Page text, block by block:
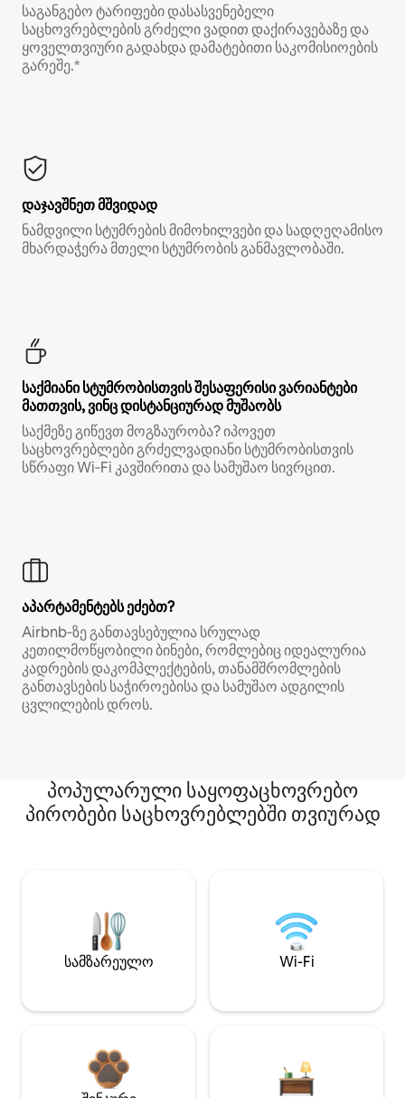
საგანგებო ტარიფები დასასვენებელი
საცხოვრებლების გრძელი ვადით დაქირავებაზე და
ყოველთვიური გადახდა დამატებითი საკომისიოების
გარეშე.*
დაჯავშნეთ მშვიდად
ნამდვილი სტუმრების მიმოხილვები და სადღეღამისო
მხარდაჭერა მთელი სტუმრობის განმავლობაში.
საქმიანი სტუმრობისთვის შესაფერისი ვარიანტები
მათთვის, ვინც დისტანციურად მუშაობს
საქმეზე გიწევთ მოგზაურობა? იპოვეთ
საცხოვრებლები გრძელვადიანი სტუმრობისთვის
სწრაფი Wi‑Fi კავშირითა და სამუშაო სივრცით.
აპარტამენტებს ეძებთ?
Airbnb‑ზე განთავსებულია სრულად
კეთილმოწყობილი ბინები, რომლებიც იდეალურია
კადრების დაკომპლექტების, თანამშრომლების
განთავსების საჭიროებისა და სამუშაო ადგილის
ცვლილების დროს.
პოპულარული საყოფაცხოვრებო
პირობები საცხოვრებლებში თვიურად
სამზარეულო Wi-Fi